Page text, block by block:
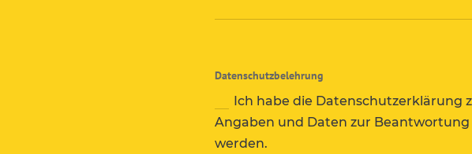
Datenschutzbelehrung
Ich habe die Datenschutzerklärung
Angaben und Daten zur
werden.